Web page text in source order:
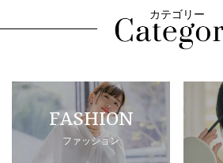
カテゴリー
FASHION
ファッション